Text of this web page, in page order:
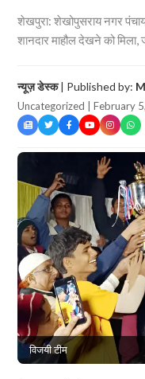
शेखपुरा: शेखोपुसराय नगर
शानदार माहौल देखने को
न्यूज़ डेस्क| Published by:
Uncategorized | February
विजयी टीम